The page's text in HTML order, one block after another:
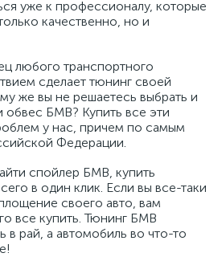
уже к профессионалу, которые
качественно, но и
любого транспортного
сделает тюнинг своей
же вы не решаетесь выбрать и
обвес БМВ? Купить все эти
у нас, причем по самым
Федерации.
спойлер БМВ, купить
в один клик. Если вы все-таки
своего авто, вам
все купить. Тюнинг БМВ
в рай, а автомобиль во что-то